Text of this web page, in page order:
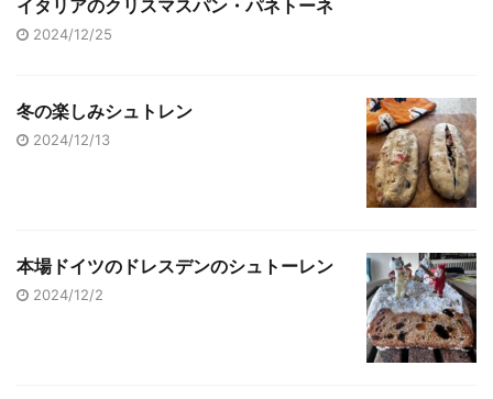
イタリアのクリスマスパン・パネトーネ
2024/12/25
冬の楽しみシュトレン
2024/12/13
本場ドイツのドレスデンのシュトーレン
2024/12/2